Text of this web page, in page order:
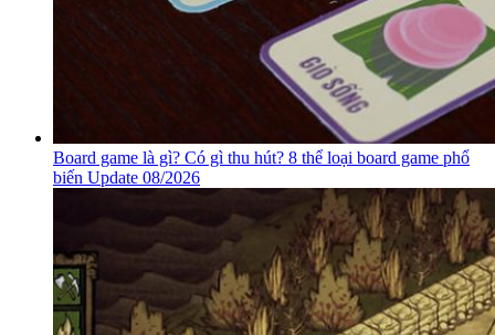
Board game là gì? Có gì thu hút? 8 thể loại board game phổ
biến Update 08/2026